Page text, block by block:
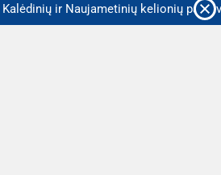
ir Naujametinių kelionių